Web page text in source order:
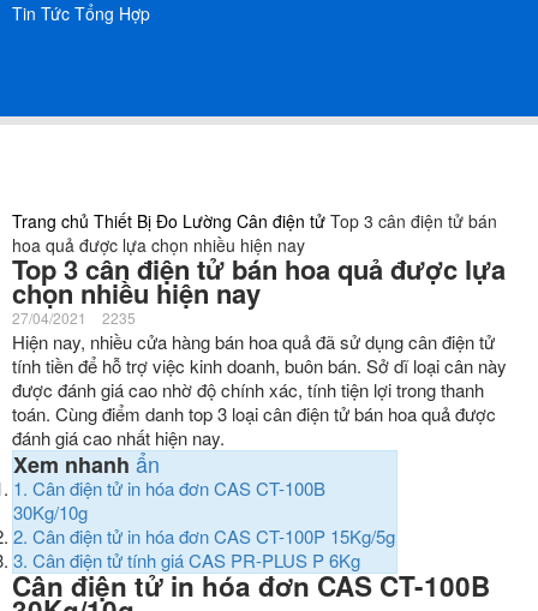
Tin Tức Tổng Hợp
Trang chủ Thiết Bị Đo Lường Cân điện tử Top 3 cân điện tử bán
hoa quả được lựa chọn nhiều hiện nay
Top 3 cân điện tử bán hoa quả được lựa
chọn nhiều hiện nay
27/04/2021 2235
Hiện nay, nhiều cửa hàng bán hoa quả đã sử dụng cân điện tử
tính tiền để hỗ trợ việc kinh doanh, buôn bán. Sở dĩ loại cân này
được đánh giá cao nhờ độ chính xác, tính tiện lợi trong thanh
toán. Cùng điểm danh top 3 loại cân điện tử bán hoa quả được
đánh giá cao nhất hiện nay.
Xem nhanh ẩn
1. Cân điện tử in hóa đơn CAS CT-100B
30Kg/10g
2. Cân điện tử in hóa đơn CAS CT-100P 15Kg/5g
3. Cân điện tử tính giá CAS PR-PLUS P 6Kg
Cân điện tử in hóa đơn CAS CT-100B